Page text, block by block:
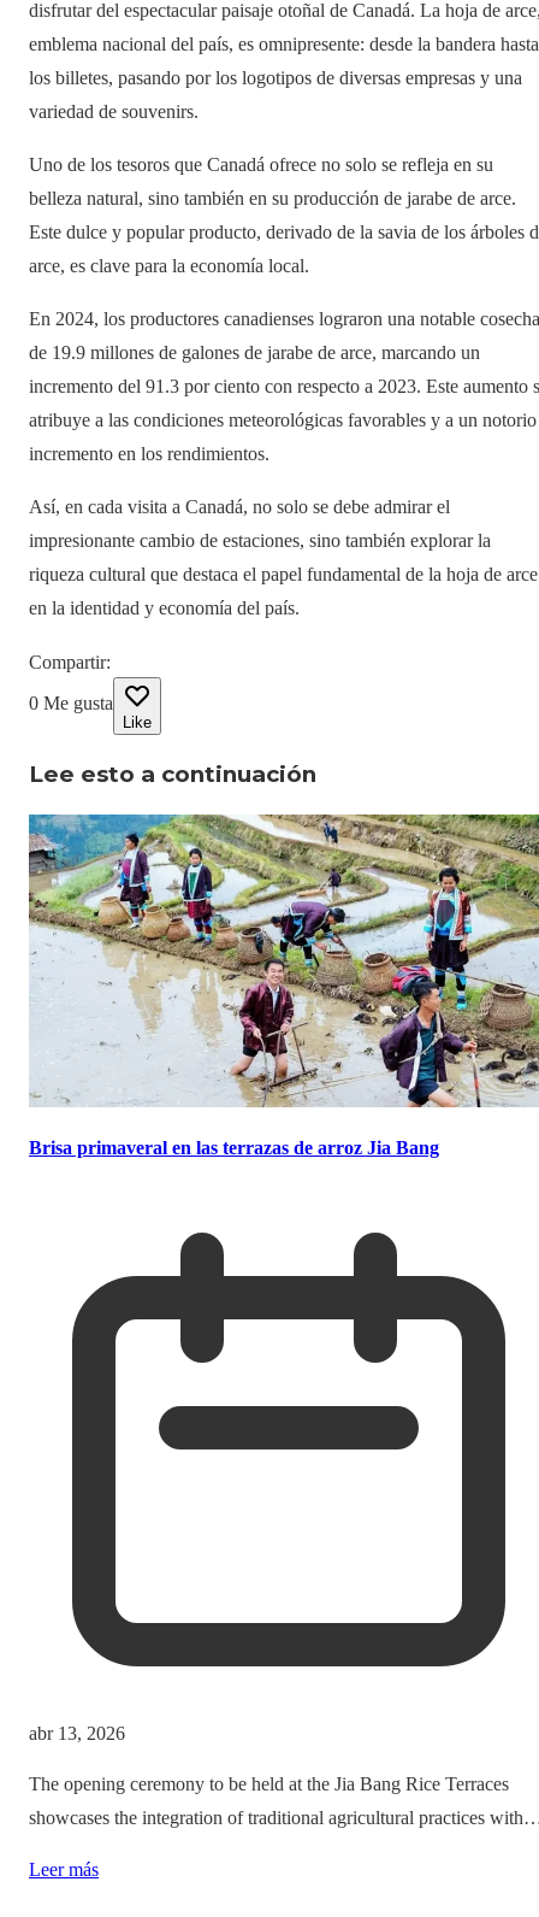
disfrutar del espectacular paisaje otoñal de Canadá. La hoja de
emblema nacional del país, es omnipresente: desde la bandera hasta
los billetes, pasando por los logotipos de diversas empresas y una
variedad de souvenirs.
Uno de los tesoros que Canadá ofrece no solo se refleja en su
belleza natural, sino también en su producción de jarabe de arce.
Este dulce y popular producto, derivado de la savia de los árboles
arce, es clave para la economía local.
En 2024, los productores canadienses lograron una notable cosecha
de 19.9 millones de galones de jarabe de arce, marcando un
incremento del 91.3 por ciento con respecto a 2023. Este aumento
atribuye a las condiciones meteorológicas favorables y a un notorio
incremento en los rendimientos.
Así, en cada visita a Canadá, no solo se debe admirar el
impresionante cambio de estaciones, sino también explorar la
riqueza cultural que destaca el papel fundamental de la hoja de arce
en la identidad y economía del país.
Compartir:
0 Me gusta
Like
Lee esto a continuación
Brisa primaveral en las terrazas de arroz Jia Bang
abr 13, 2026
The opening ceremony to be held at the Jia Bang Rice Terraces
showcases the integration of traditional agricultural practices with
authenticity and cultural preservation amidst commercialization.
Leer más